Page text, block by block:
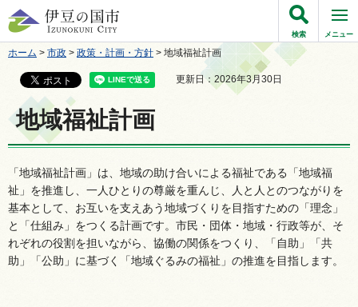
伊豆の国市
検索 メニュー
ホーム > 市政 > 政策・計画・方針 > 地域福祉計画
更新日：2026年3月30日
地域福祉計画
「地域福祉計画」は、地域の助け合いによる福祉である「地域福
祉」を推進し、一人ひとりの尊厳を重んじ、人と人とのつながりを
基本として、お互いを支えあう地域づくりを目指すための「理念」
と「仕組み」をつくる計画です。市民・団体・地域・行政等が、そ
れぞれの役割を担いながら、協働の関係をつくり、「自助」「共
助」「公助」に基づく「地域ぐるみの福祉」の推進を目指します。